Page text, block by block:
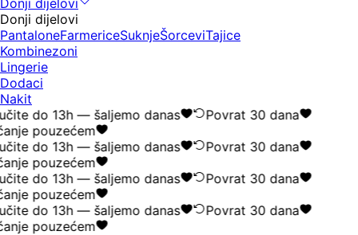
Donji dijelovi
PantaloneFarmericeSuknjeŠorceviTajice
Kombinezoni
Lingerie
Dodaci
Nakit
do 13h — šaljemo danas
Povrat 30 dana
pouzećem
do 13h — šaljemo danas
Povrat 30 dana
pouzećem
do 13h — šaljemo danas
Povrat 30 dana
pouzećem
do 13h — šaljemo danas
Povrat 30 dana
pouzećem